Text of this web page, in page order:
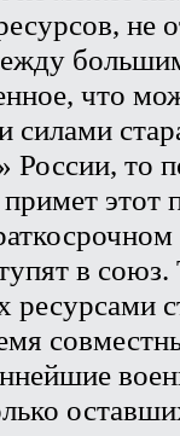
не
что
силами
России, то
этот
в
ресурсами